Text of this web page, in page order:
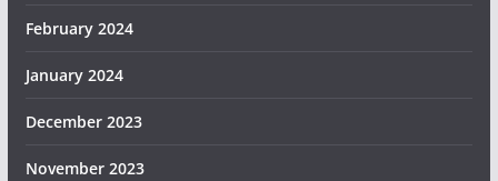
February 2024
January 2024
December 2023
November 2023